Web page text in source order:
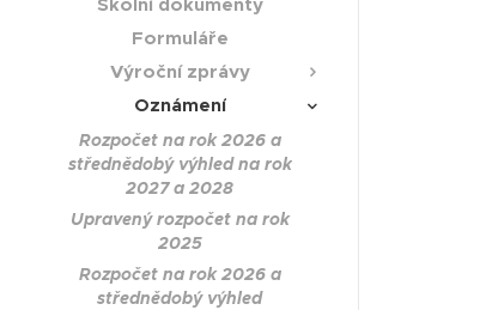
Formuláře
Výroční zprávy
Oznámení
Rozpočet na rok 2026 a
střednědobý výhled na rok
2027 a 2028
Upravený rozpočet na rok
2025
Rozpočet na rok 2026 a
střednědobý výhled